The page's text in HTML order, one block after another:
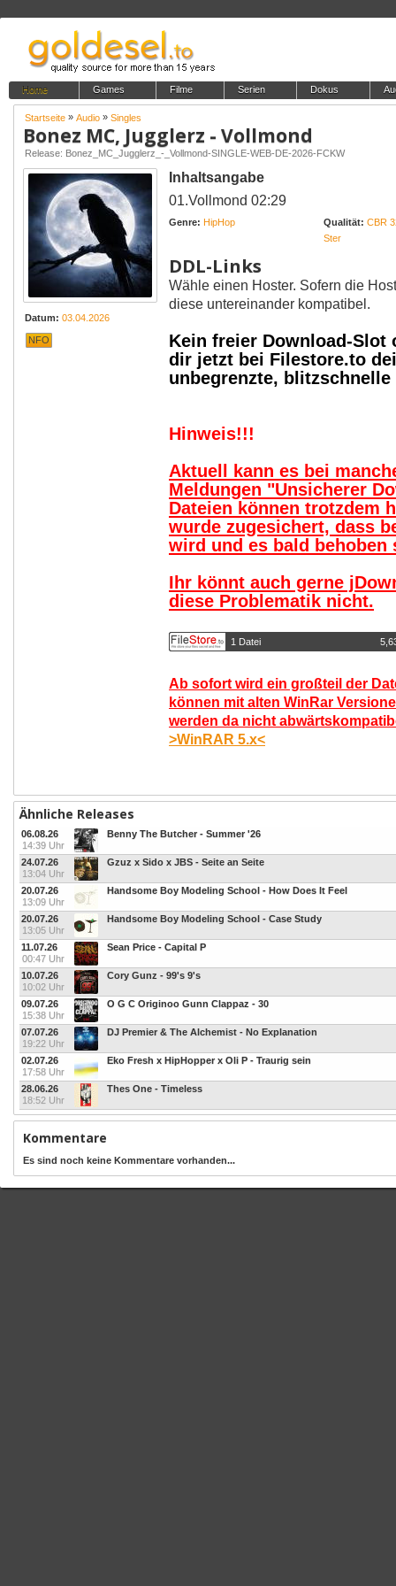
Home Games Filme Serien Dokus
Startseite » Audio » Singles
Bonez MC, Jugglerz - Vollmond
Release: Bonez_MC_Jugglerz_-_Vollmond-SINGLE-WEB-DE-2026-FCKW
Datum: 03.04.2026
NFO
Inhaltsangabe
01.Vollmond 02:29
Genre: HipHop Qualität: CBR
Ster
DDL-Links
Wähle einen Hoster. Sofern die
diese untereinander kompatibel.
Kein freier Download-Slot
dir jetzt bei Filestore.to
unbegrenzte,
Hinweis!!!
Aktuell kann es bei
Meldungen "Unsicherer
Dateien können trotzdem
wurde zugesichert, dass
wird und es bald behoben
Ihr könnt auch gerne
diese Problematik nicht.
1 Datei
Ab sofort wird ein großteil der
können mit alten WinRar
werden da nicht
>WinRAR 5.x<
Ähnliche Releases
06.08.26
14:39 Uhr
Benny The Butcher - Summer '26
24.07.26
13:04 Uhr
Gzuz x Sido x JBS - Seite an Seite
20.07.26
13:09 Uhr
Handsome Boy Modeling School - How Does It Feel
20.07.26
13:05 Uhr
Handsome Boy Modeling School - Case Study
11.07.26
00:47 Uhr
Sean Price - Capital P
10.07.26
10:02 Uhr
Cory Gunz - 99's 9's
09.07.26
15:38 Uhr
O G C Originoo Gunn Clappaz - 30
07.07.26
19:22 Uhr
DJ Premier & The Alchemist - No Explanation
02.07.26
17:58 Uhr
Eko Fresh x HipHopper x Oli P - Traurig sein
28.06.26
18:52 Uhr
Thes One - Timeless
Kommentare
Es sind noch keine Kommentare vorhanden...